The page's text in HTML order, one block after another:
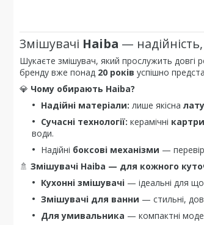
Змішувачі Haiba —
Шукаєте змішувач, який прослужить довгі
бренду вже понад 20 років успішно
💎 Чому обирають Haiba?
Надійні матеріали: лише якісна
Сучасні технології: керамічні
води.
Надійні боксові механізми —
🚿 Змішувачі Haiba — для кожного
Кухонні змішувачі — ідеальні для
Змішувачі для ванни — стильні,
Для умивальника — компактні